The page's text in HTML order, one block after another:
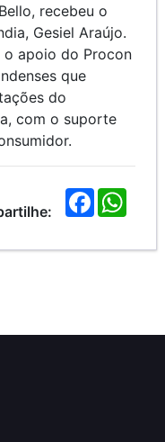
recebeu o
Gesiel Araújo.
o apoio do Procon
que
do
com o suporte
F
a
b
s